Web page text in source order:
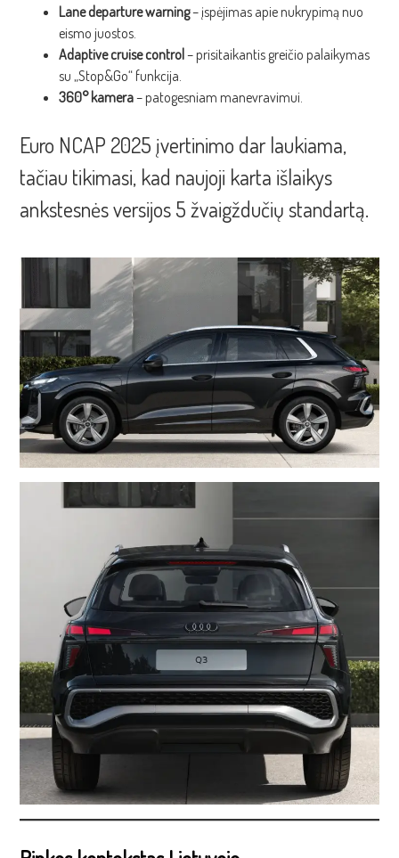
Lane departure warning– įspėjimas apie nukrypimą nuo
eismo juostos.
Adaptive cruise control– prisitaikantis greičio palaikymas
su „Stop&Go“ funkcija.
360° kamera– patogesniam manevravimui.
Euro NCAP 2025 įvertinimo dar laukiama,
tačiau tikimasi, kad naujoji karta išlaikys
ankstesnės versijos 5 žvaigždučių standartą.